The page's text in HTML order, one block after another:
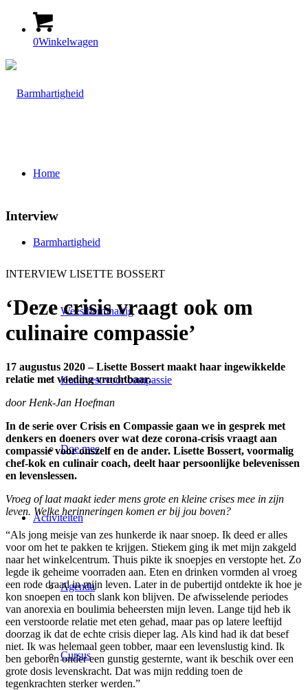
0Winkelwagen
Home
Barmhartigheid
Wees barmhartig
Handvest voor compassie
Doe mee
Activiteiten
Agenda
Cursus
Interview
INTERVIEW LISETTE BOSSERT
‘Deze crisis vraagt ook om
culinaire compassie’
17 augustus 2020 – Lisette Bossert maakt haar ingewikkelde
relatie met voeding vruchtbaar.
door Henk-Jan Hoefman
In de serie over Crisis en Compassie gaan we in gesprek met
denkers en doeners over wat deze corona-crisis vraagt aan
compassie voor onszelf en de ander. Lisette Bossert, voormalig
chef-kok en culinair coach, deelt haar persoonlijke belevenissen
en levenslessen.
Vroeg of laat maakt ieder mens grote en kleine crises mee in zijn
leven. Welke herinneringen komen er bij jou boven?
“Als jong meisje van zes hunkerde ik naar snoep. Ik deed er alles
voor om het te pakken te krijgen. Stiekem ging ik met mijn zakgeld
naar het winkelcentrum. Thuis pikte ik snoepjes en verstopte het. Zo
legde ik geheime voorraden aan. Eten en drinken vormden al vroeg
een rode draad in mijn leven. Later in de pubertijd ontdekte ik hoe je
kon snoepen en toch slank kon blijven. De afwisselende periodes
van anorexia en boulimia beheersten mijn leven. Lange tijd heb ik
een verstoorde relatie met eten gehad, maar pas op latere leeftijd
doorzag ik dat de echte crisis dieper lag. Als kind had ik dat besef
niet. Ik was helemaal geen tobber, maar een levenslustig kind. Ik
ben geboren onder een gunstig gesternte, want ik beschik over een
grote dosis levenskracht. Dat was mijn redding toen de
tegenkrachten sterker werden.”